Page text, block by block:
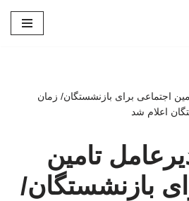
اجتماعی برای بازنشستگان/ زمان
اعلام شد
تامین
بازنشستگان/